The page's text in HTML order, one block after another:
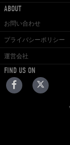
ABOUT
お問い合わせ
プライバシーポリシー
運営会社
FIND US ON